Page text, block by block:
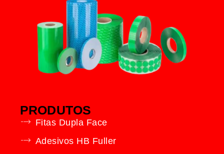
PRODUTOS
Fitas Dupla Face
Adesivos HB Fuller